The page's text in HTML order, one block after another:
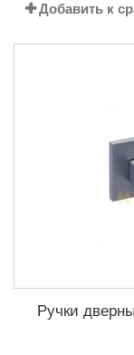
Добавить к
Ручки